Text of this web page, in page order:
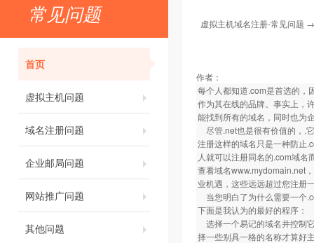
常见问题
首页
虚拟主机问题
域名注册问题
企业邮局问题
网站推广问题
其他问题
虚拟主机域名注册-常见问题
作者：
每个人都知道.com是首选的，
作为其在线的品牌。事实上，
能找到所有的域名，同时也为
尽管.net也是很有价值的，.
注册这样的域名只是一种防止
人就可以注册同名的.com域
查看域名www.mydomain.net
业机遇，这些远远超过您注册
当您明白了为什么需要一个
下面是我认为的最好的程序：
选择一个易记的域名并控制
择一些别具一格的名称才算好